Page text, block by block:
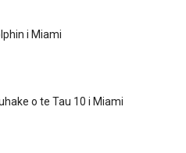
i Miami
o te Tau 10 i Miami